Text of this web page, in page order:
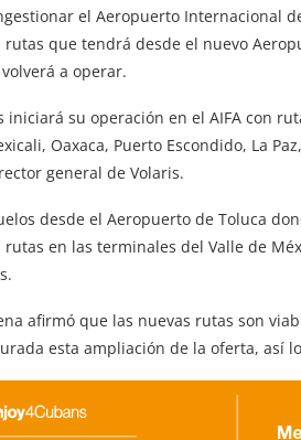
el Aeropuerto Internacional
que tendrá desde el nuevo
a operar.
su operación en el AIFA con
Oaxaca, Puerto Escondido, La
general de Volaris.
desde el Aeropuerto de Toluca
en las terminales del Valle de
afirmó que las nuevas rutas son
esta ampliación de la oferta, así